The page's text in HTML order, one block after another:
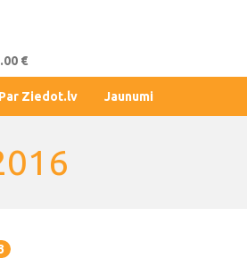
€
Par Ziedot.lv Jaunumi